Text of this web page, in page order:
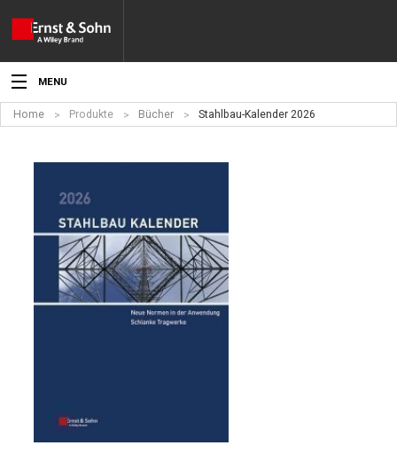
MENU
Aktuelles
Veranstaltungen
Angebote
Fachgebiete
Produkte
Verlag
Home Produkte Bücher Stahlbau-Kalender 2026